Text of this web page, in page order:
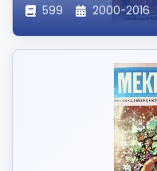
599 2000-2016